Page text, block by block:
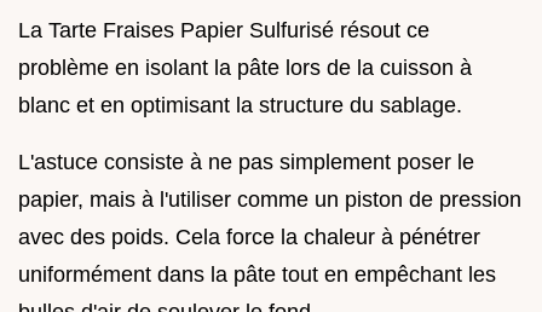
La Tarte Fraises Papier Sulfurisé résout ce
problème en isolant la pâte lors de la cuisson à
blanc et en optimisant la structure du sablage.
L'astuce consiste à ne pas simplement poser le
papier, mais à l'utiliser comme un piston de pression
avec des poids. Cela force la chaleur à pénétrer
uniformément dans la pâte tout en empêchant les